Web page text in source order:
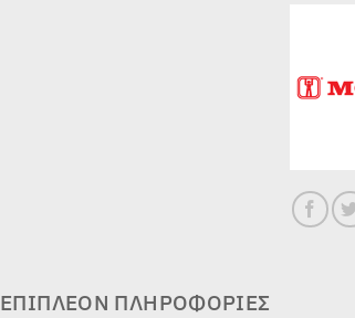
ΕΠΙΠΛΈΟΝ ΠΛΗΡΟΦΟΡΊΕΣ